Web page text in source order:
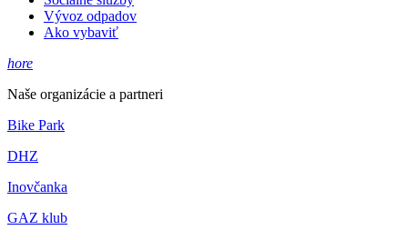
Vývoz odpadov
Ako vybaviť
hore
Naše organizácie a partneri
Bike Park
DHZ
Inovčanka
GAZ klub